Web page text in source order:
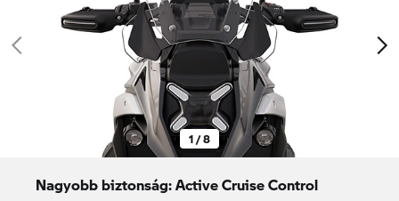
1 / 8
Nagyobb biztonság: Active Cruise Control